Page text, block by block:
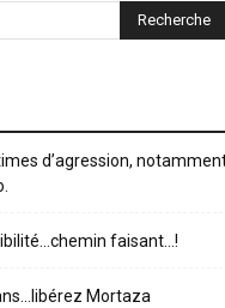
d’agression,
faisant…!
Mortaza